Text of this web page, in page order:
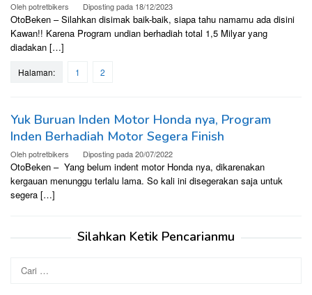
Olehpotretbikers Diposting pada 18/12/2023
OtoBeken – Silahkan disimak baik-baik, siapa tahu namamu ada disini
Kawan!! Karena Program undian berhadiah total 1,5 Milyar yang
diadakan […]
Halaman: 1 2
Yuk Buruan Inden Motor Honda nya, Program
Inden Berhadiah Motor Segera Finish
Olehpotretbikers Diposting pada20/07/2022
OtoBeken – Yang belum indent motor Honda nya, dikarenakan
kergauan menunggu terlalu lama. So kali ini disegerakan saja untuk
segera […]
Silahkan Ketik Pencarianmu
untuk: